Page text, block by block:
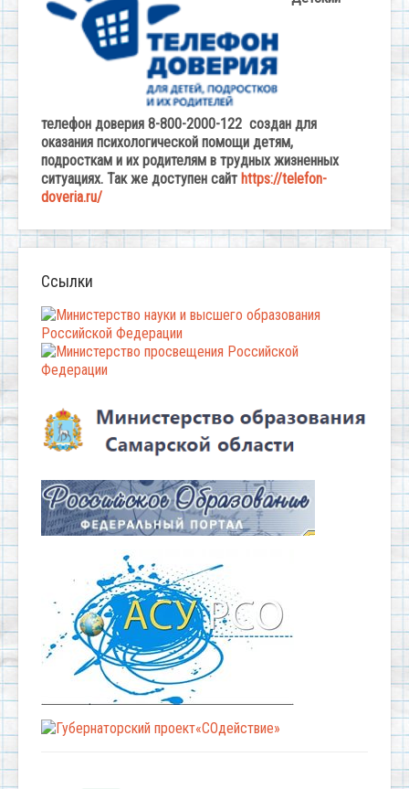
телефон доверия 8-800-2000-122 создан для
оказания психологической помощи детям,
подросткам и их родителям в трудных жизненных
ситуациях. Так же доступен сайт https://telefon-
doveria.ru/
Ссылки